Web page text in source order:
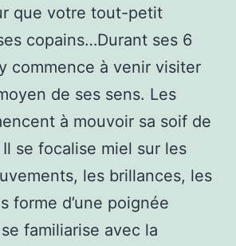
que votre tout-petit
copains…Durant ses 6
commence à venir visiter
de ses sens. Les
à mouvoir sa soif de
se focalise miel sur les
les brillances, les
forme d’une poignée
familiarise avec la